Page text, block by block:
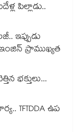
పిల్లాడు..
ఇప్పుడు
ప్రాముఖ్యత
భక్తులు...
TFTDDA ఉప